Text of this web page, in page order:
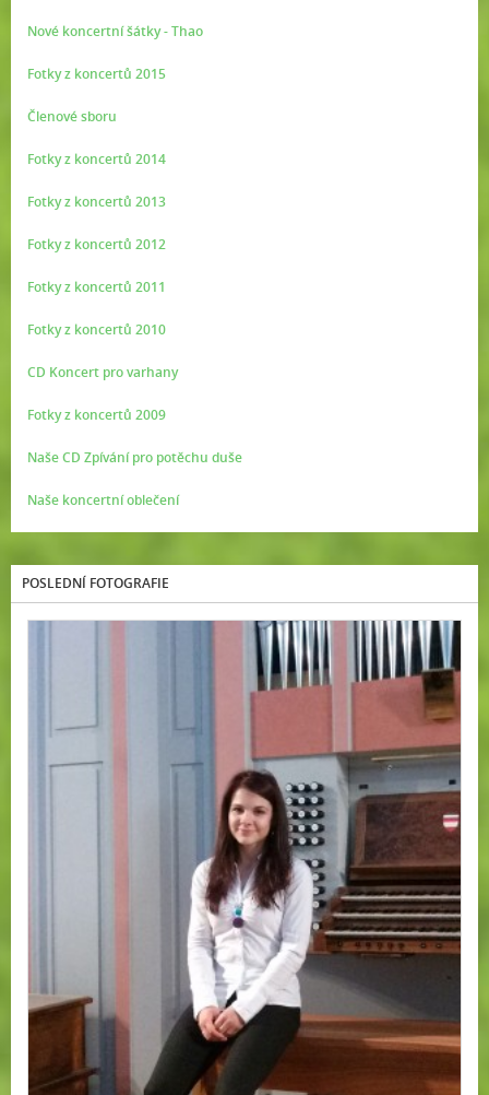
Nové koncertní šátky - Thao
Fotky z koncertů 2015
Členové sboru
Fotky z koncertů 2014
Fotky z koncertů 2013
Fotky z koncertů 2012
Fotky z koncertů 2011
Fotky z koncertů 2010
CD Koncert pro varhany
Fotky z koncertů 2009
Naše CD Zpívání pro potěchu duše
Naše koncertní oblečení
POSLEDNÍ FOTOGRAFIE